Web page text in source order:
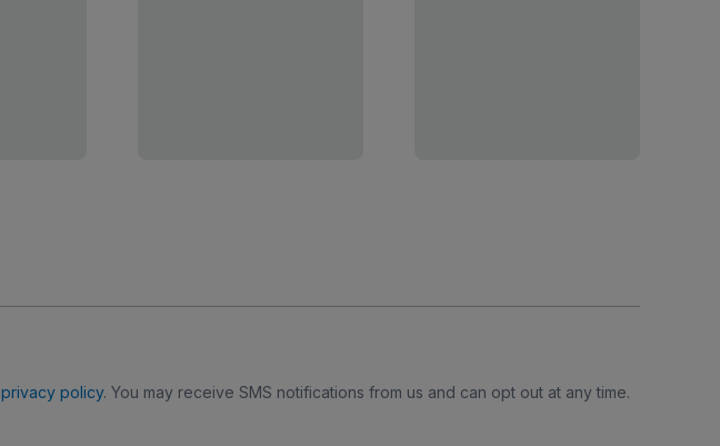
privacy policy. You may receive SMS notifications from us and can opt out at any time.